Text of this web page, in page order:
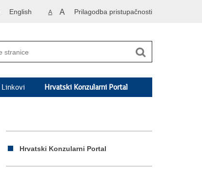
English A A Prilagodba pristupačnosti
Linkovi Hrvatski Konzularni Portal
Hrvatski Konzularni Portal